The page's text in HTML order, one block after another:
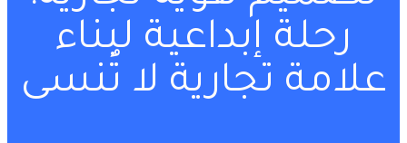
رحلة إبداعية لبناء
علامة تجارية لا تُنسى